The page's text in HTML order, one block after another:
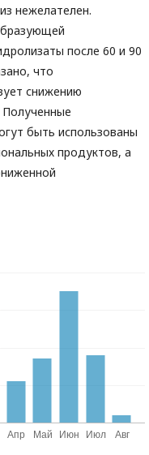
нежелателен.
после 60 и 90
что
снижению
Полученные
быть использованы
продуктов, а